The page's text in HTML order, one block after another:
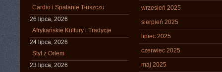
Cardio i Spalanie Tłuszczu
26 lipca, 2026
Afrykańskie Kultury i Tradycje
24 lipca, 2026
Styl z Orłem
23 lipca, 2026
wrzesień 2025
sierpień 2025
lipiec 2025
czerwiec 2025
maj 2025